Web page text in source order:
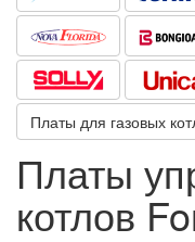
Платы для газовых
Платы
котлов